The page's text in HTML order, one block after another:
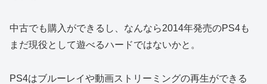
中古でも購入ができるし、なんなら2014年発売のPS4も
まだ現役として遊べるハードではないかと。
PS4はブルーレイや動画ストリーミングの再生ができる